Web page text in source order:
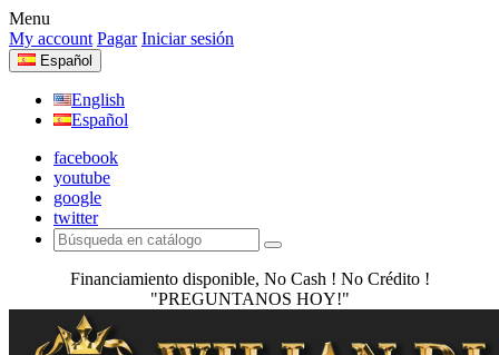
Menu
My account Pagar Iniciar sesión
Español
English
Español
facebook
youtube
google
twitter
Financiamiento disponible, No Cash ! No Crédito !
"PREGUNTANOS HOY!"